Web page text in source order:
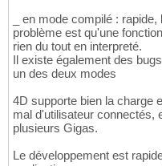
_ en mode compilé :
problème est qu'une
rien du tout en interpreté.
Il existe également des
un des deux modes
4D supporte bien la charge
mal d'utilisateur connectés,
plusieurs Gigas.
Le développement est